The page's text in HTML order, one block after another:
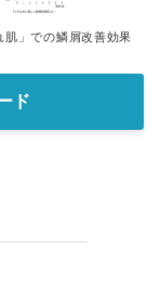
肌」での鱗屑改善効果
ド